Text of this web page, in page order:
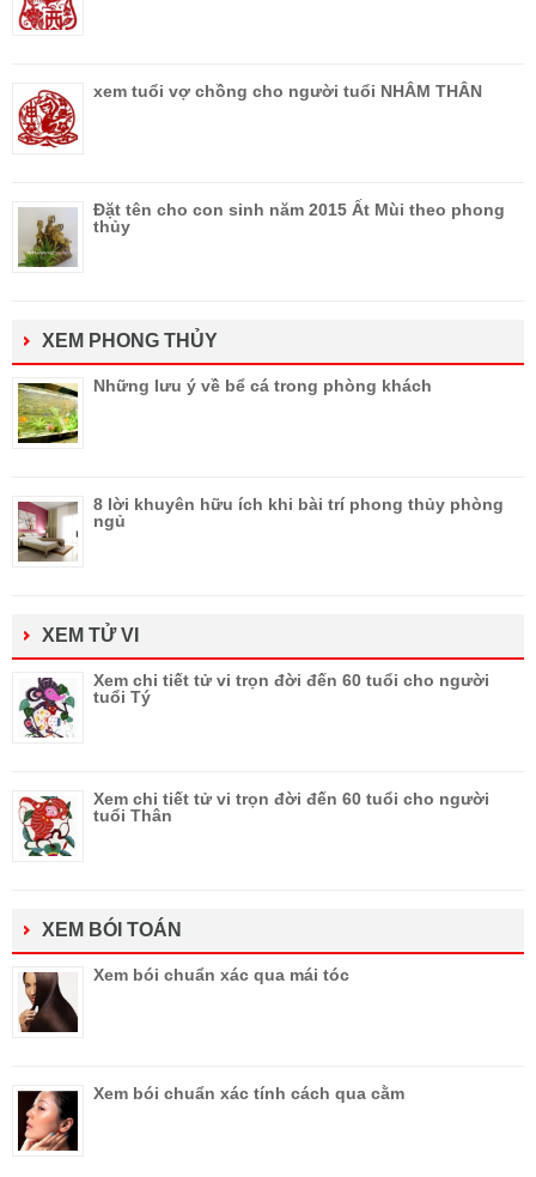
xem tuổi vợ chồng cho người tuổi NHÂM THÂN
Đặt tên cho con sinh năm 2015 Ất Mùi theo phong
thủy
XEM PHONG THỦY
Những lưu ý về bể cá trong phòng khách
8 lời khuyên hữu ích khi bài trí phong thủy phòng
ngủ
XEM TỬ VI
Xem chi tiết tử vi trọn đời đến 60 tuổi cho người
tuổi Tý
Xem chi tiết tử vi trọn đời đến 60 tuổi cho người
tuổi Thân
XEM BÓI TOÁN
Xem bói chuẩn xác qua mái tóc
Xem bói chuẩn xác tính cách qua cằm